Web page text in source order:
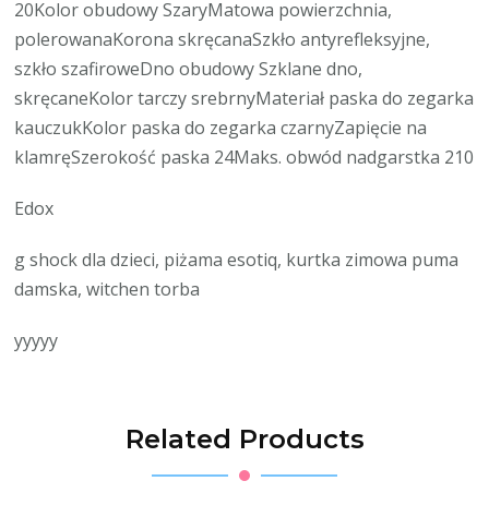
20Kolor obudowy SzaryMatowa powierzchnia,
polerowanaKorona skręcanaSzkło antyrefleksyjne,
szkło szafiroweDno obudowy Szklane dno,
skręcaneKolor tarczy srebrnyMateriał paska do zegarka
kauczukKolor paska do zegarka czarnyZapięcie na
klamręSzerokość paska 24Maks. obwód nadgarstka 210
Edox
g shock dla dzieci, piżama esotiq, kurtka zimowa puma
damska, witchen torba
yyyyy
Related Products